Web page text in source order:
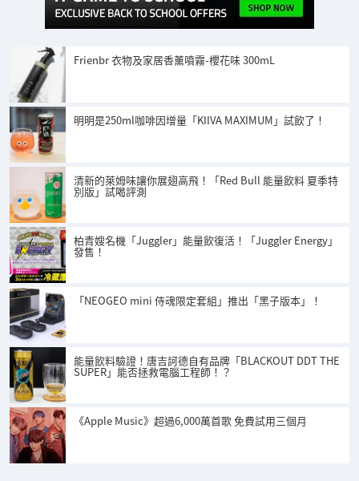
Frienbr 衣物及家居香薰噴霧-櫻花味 300mL
明明是250ml咖啡因增量「KIIVA MAXIMUM」試飲了！
清新的萊姆味讓你展翅高飛！「Red Bull 能量飲料 夏季特
別版」試喝評測
柏青嫂名機「Juggler」能量飲復活！「Juggler Energy」
發售！
「NEOGEO mini 侍魂限定套組」推出「黑子版本」！
能量飲料驗證！唐吉訶德自有品牌「BLACKOUT DDT THE
SUPER」能否拯救電腦工程師！？
《Apple Music》超過6,000萬首歌 免費試用三個月